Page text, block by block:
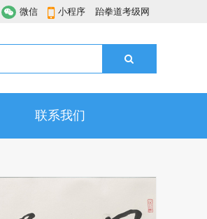
微信 小程序 跆拳道考级网
联系我们